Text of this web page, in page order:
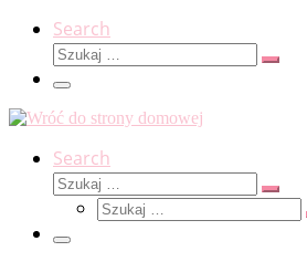
Search
Szukaj
Szukaj
Menu
Search
Szukaj
Szukaj
Szukaj
Menu